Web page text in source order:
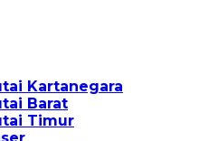
Kartanegara
Barat
Timur